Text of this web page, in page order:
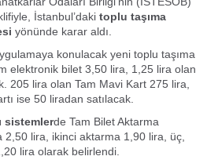
İstanbul’daki toplu taşıma
yönünde karar aldı.
konulacak yeni toplu taşıma
elektronik bilet 3,50 lira, 1,25 lira olan
205 lira olan Tam Mavi Kart 275 lira,
ise 50 liradan satılacak.
sistemlerde Tam Bilet Aktarma
lira, ikinci aktarma 1,90 lira, üç,
lira olarak belirlendi.